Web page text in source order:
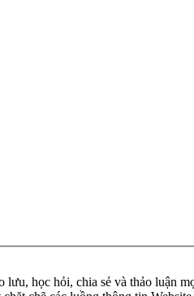
học hỏi, chia sẻ và thảo luận